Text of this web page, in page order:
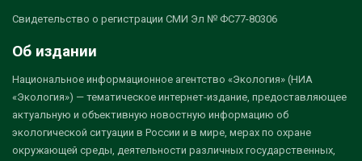
Свидетельство о регистрации СМИ Эл № ФС77-80306
Об издании
Национальное информационное агентство «Экология» (НИА
«Экология») — тематическое интернет-издание, предоставляющее
актуальную и объективную новостную информацию об
экологической ситуации в России и в мире, мерах по охране
окружающей среды, деятельности различных государственных,